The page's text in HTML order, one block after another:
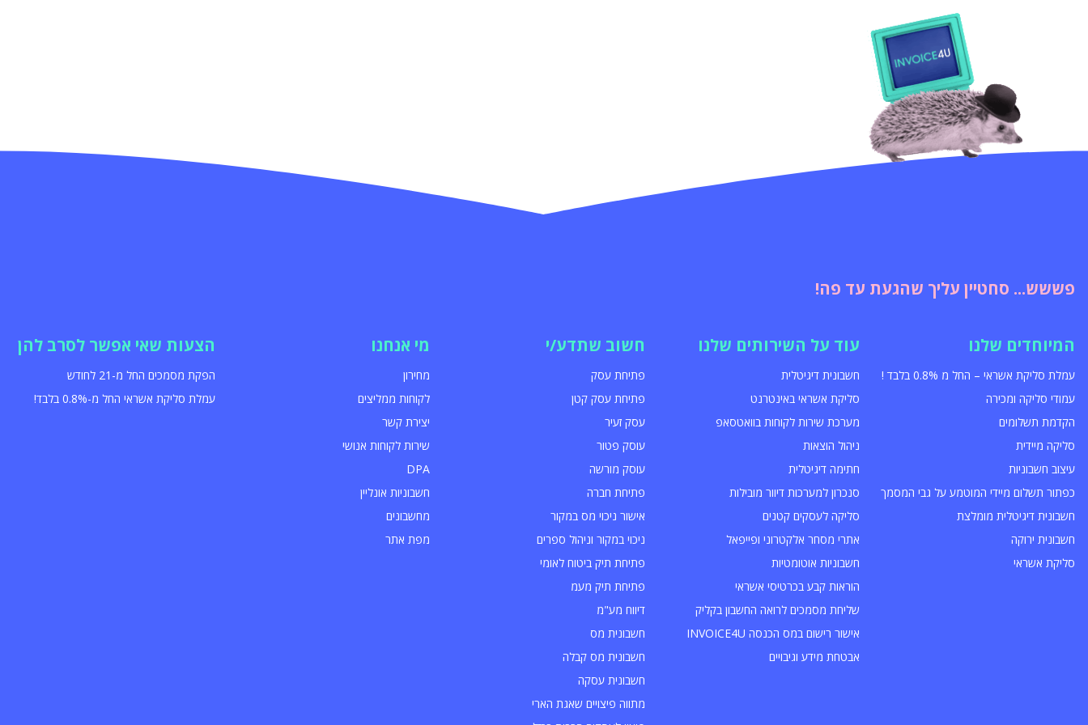
פששש... סחטיין עליך שהגעת עד פה!
המיוחדים שלנו
עמלת סליקת אשראי – החל מ 0.8% בלבד !
עמודי סליקה ומכירה
הקדמת תשלומים
סליקה מיידית
עיצוב חשבוניות
כפתור תשלום מיידי המוטמע על גבי המסמך
חשבונית דיגיטלית מומלצת
חשבונית ירוקה
סליקת אשראי
עוד על השירותים שלנו
חשבונית דיגיטלית
סליקת אשראי באינטרנט
מערכת שירות לקוחות בוואטסאפ
ניהול הוצאות
חתימה דיגיטלית
סנכרון למערכות דיוור מובילות
סליקה לעסקים קטנים
אתרי מסחר אלקטרוני ופייפאל
חשבוניות אוטומטיות
הוראות קבע בכרטיסי אשראי
שליחת מסמכים לרואה החשבון בקליק
אישור רישום במס הכנסה INVOICE4U
אבטחת מידע וגיבויים
חשוב שתדע/י
פתיחת עסק
פתיחת עסק קטן
עסק זעיר
עוסק פטור
עוסק מורשה
פתיחת חברה
אישור ניכוי מס במקור
ניכוי במקור וניהול ספרים
פתיחת תיק ביטוח לאומי
פתיחת תיק מעמ
דיווח מע"מ
חשבונית מס
חשבונית מס קבלה
חשבונית עסקה
מתווה פיצויים שאגת הארי
מי אנחנו
מחירון
לקוחות ממליצים
יצירת קשר
שירות לקוחות אנושי
DPA
חשבוניות אונליין
מחשבונים
מפת אתר
הצעות שאי אפשר לסרב להן
הפקת מסמכים החל מ-21 לחודש
עמלת סליקת אשראי החל מ-0.8% בלבד!